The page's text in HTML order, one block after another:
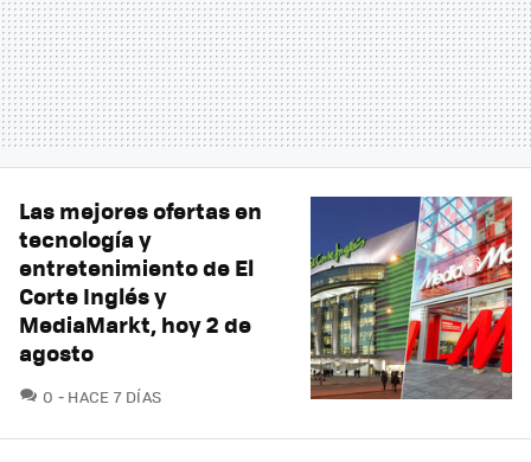
Las mejores ofertas en
tecnología y
entretenimiento de El
Corte Inglés y
MediaMarkt, hoy 2 de
agosto
0 COMENTARIOS
HACE 7 DÍAS